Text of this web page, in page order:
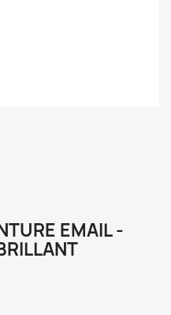
EMAIL -